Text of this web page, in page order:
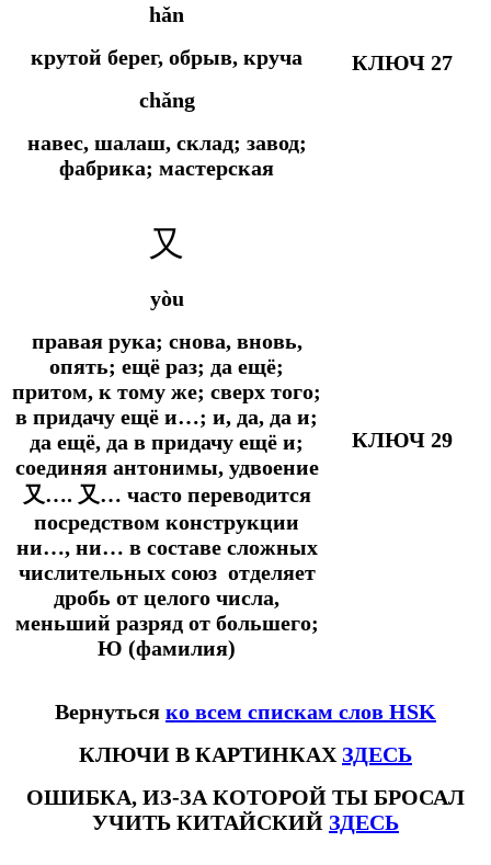
hǎn
крутой берег, обрыв, круча
chǎng
навес, шалаш, склад; завод;
фабрика; мастерская
КЛЮЧ 27
又
yòu
правая рука; снова, вновь,
опять; ещё раз; да ещё;
притом, к тому же; сверх того;
в придачу ещё и…; и, да, да и;
да ещё, да в придачу ещё и;
соединяя антонимы, удвоение
又…. 又… часто переводится
посредством конструкции
ни…, ни… в составе сложных
числительных союз отделяет
дробь от целого числа,
меньший разряд от большего;
Ю (фамилия)
КЛЮЧ 29
Вернуться ко всем спискам слов HSK
КЛЮЧИ В КАРТИНКАХ ЗДЕСЬ
ОШИБКА, ИЗ-ЗА КОТОРОЙ ТЫ БРОСАЛ
УЧИТЬ КИТАЙСКИЙ ЗДЕСЬ